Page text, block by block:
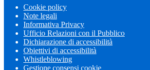
Cookie policy
Note legali
Informativa Privacy
Ufficio Relazioni con il Pubblico
Dichiarazione di accessibilità
Obiettivi di accessibilità
Whistleblowing
Gestione consensi cookie